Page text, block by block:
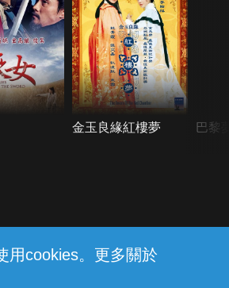
用cookies。更多關於
金玉良緣紅樓夢 巴黎